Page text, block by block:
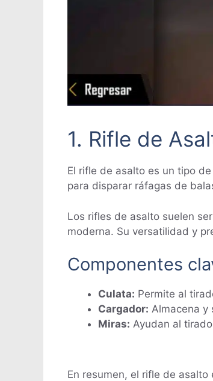
1. Rifle de
El rifle de asalto es un tipo
para disparar ráfagas de
Los rifles de asalto suelen
moderna. Su versatilidad y
Componentes
Culata: Permite al
Cargador: Almacena y
Miras: Ayudan al
En resumen, el rifle de